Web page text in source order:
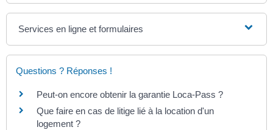
Services en ligne et formulaires
Questions ? Réponses !
Peut-on encore obtenir la garantie Loca-Pass ?
Que faire en cas de litige lié à la location d'un
logement ?